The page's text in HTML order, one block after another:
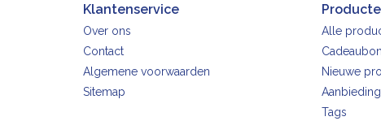
Klantenservice
Over ons
Contact
Algemene voorwaarden
Sitemap
Alle
Nieuwe
Tags